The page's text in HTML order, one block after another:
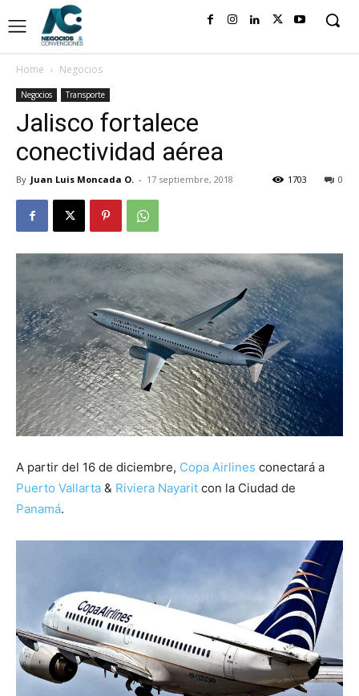
Home Negocios
Negocios Transporte
Jalisco fortalece
conectividad aérea
By Juan Luis Moncada O. - 17 septiembre, 2018 0
1703
A partir del 16 de diciembre, Copa Airlines conectará a
Puerto Vallarta & Riviera Nayarit con la Ciudad de
Panamá.